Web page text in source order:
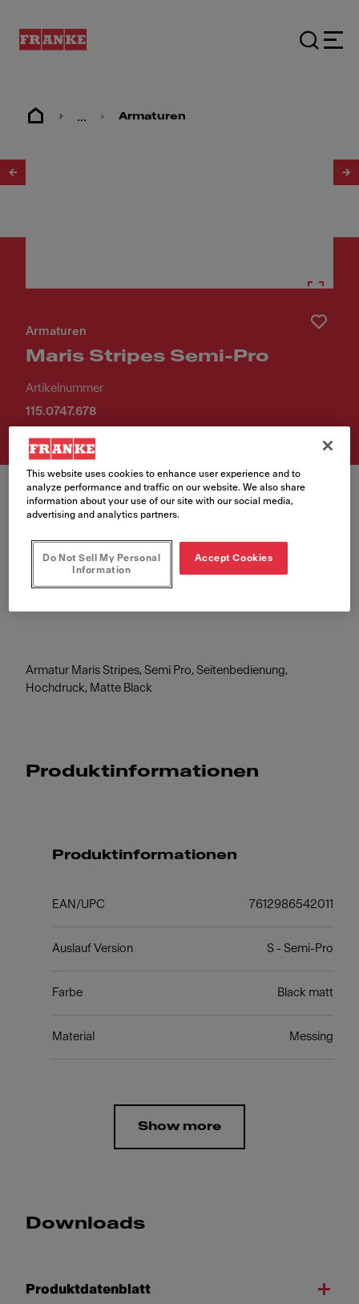
... Armaturen
Armaturen
Maris Stripes Semi-Pro
Artikelnummer
115.0747.678
Farbe
Black matt
Armatur Maris Stripes, Semi Pro, Seitenbedienung,
Hochdruck, Matte Black
Produktinformationen
Produktinformationen
EAN/UPC 7612986542011
Auslauf Version S - Semi-Pro
Farbe Black matt
Material Messing
Show more
Downloads
Produktdatenblatt
This website uses cookies to enhance user experience and to
analyze performance and traffic on our website. We also share
information about your use of our site with our social media,
advertising and analytics partners.
Do Not Sell My Personal
Information
Accept Cookies